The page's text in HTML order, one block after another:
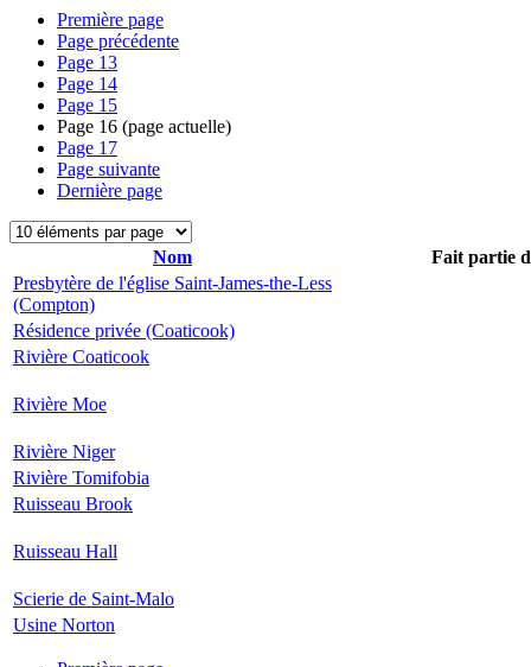
Première page
Page précédente
Page 13
Page 14
Page 15
Page 16 (page actuelle)
Page 17
Page suivante
Dernière page
Nom
Fait partie
Presbytère de l'église Saint-James-the-Less
(Compton)
Résidence privée (Coaticook)
Rivière Coaticook
Rivière Moe
Rivière Niger
Rivière Tomifobia
Ruisseau Brook
Ruisseau Hall
Scierie de Saint-Malo
Usine Norton